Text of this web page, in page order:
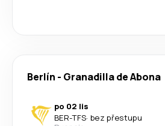
Berlín - Granadilla de Abona
po 02 lis
BER-TFS· bez přestupu